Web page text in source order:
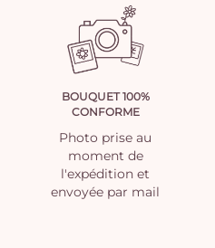
BOUQUET 100%
CONFORME
Photo prise au
moment de
l'expédition et
envoyée par mail